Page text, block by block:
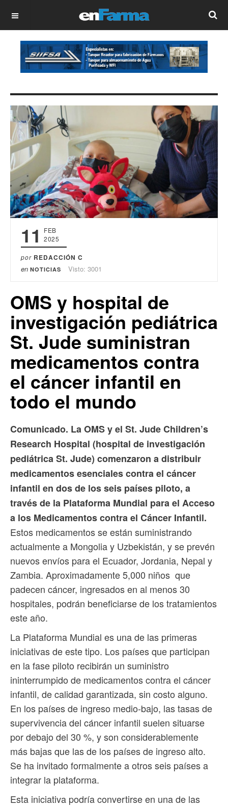
OFF CANVAS
11
FEB
2025
por REDACCIÓN C
en NOTICIAS Visto: 3001
OMS y hospital de
investigación pediátrica
St. Jude suministran
medicamentos contra
el cáncer infantil en
todo el mundo
Comunicado. La OMS y el St. Jude Children’s
Research Hospital (hospital de investigación
pediátrica St. Jude) comenzaron a distribuir
medicamentos esenciales contra el cáncer
infantil en dos de los seis países piloto, a
través de la Plataforma Mundial para el Acceso
a los Medicamentos contra el Cáncer Infantil.
Estos medicamentos se están suministrando
actualmente a Mongolia y Uzbekistán, y se prevén
nuevos envíos para el Ecuador, Jordania, Nepal y
Zambia. Aproximadamente 5,000 niños que
padecen cáncer, ingresados en al menos 30
hospitales, podrán beneficiarse de los tratamientos
este año.
La Plataforma Mundial es una de las primeras
iniciativas de este tipo. Los países que participan
en la fase piloto recibirán un suministro
ininterrumpido de medicamentos contra el cáncer
infantil, de calidad garantizada, sin costo alguno.
En los países de ingreso medio-bajo, las tasas de
supervivencia del cáncer infantil suelen situarse
por debajo del 30 %, y son considerablemente
más bajas que las de los países de ingreso alto.
Se ha invitado formalmente a otros seis países a
integrar la plataforma.
Esta iniciativa podría convertirse en una de las